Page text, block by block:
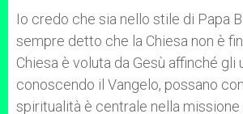
Io credo che sia nello stile di Papa
sempre detto che la Chiesa non è
Chiesa è voluta da Gesù affinché gli
conoscendo il Vangelo, possano
spiritualità è centrale nella missione